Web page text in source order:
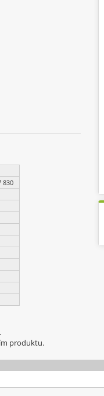
830
produktu.